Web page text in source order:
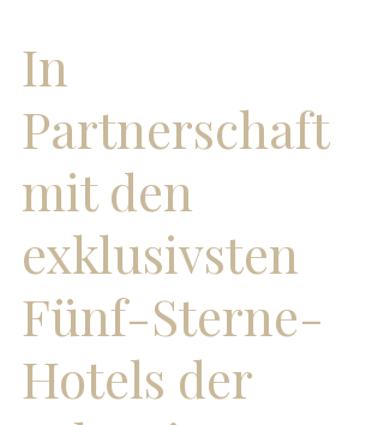
In
Partnerschaft
mit den
exklusivsten
Fünf-Sterne-
Hotels der